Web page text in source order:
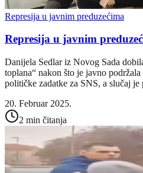
Represija u javnim preduzećima
Represija u javnim
Danijela Sedlar iz Novog Sada
toplana“ nakon što je javno
političke zadatke za SNS, a slučaj je
20. Februar 2025.
2 min čitanja